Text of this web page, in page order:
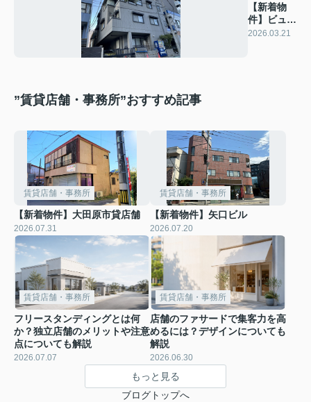
【新着物
件】ビュー
西青木
2026.03.21
”賃貸店舗・事務所”おすすめ記事
賃貸店舗・事務所
【新着物件】大田原市貸店舗
2026.07.31
賃貸店舗・事務所
【新着物件】矢口ビル
2026.07.20
賃貸店舗・事務所
フリースタンディングとは何
か？独立店舗のメリットや注意
点についても解説
2026.07.07
賃貸店舗・事務所
店舗のファサードで集客力を高
めるには？デザインについても
解説
2026.06.30
もっと見る
ブログトップへ